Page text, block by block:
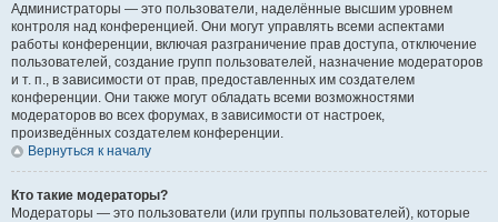
Администраторы — это пользователи, наделённые высшим уровнем
контроля над конференцией. Они могут управлять всеми аспектами
работы конференции, включая разграничение прав доступа, отключение
пользователей, создание групп пользователей, назначение модераторов
и т. п., в зависимости от прав, предоставленных им создателем
конференции. Они также могут обладать всеми возможностями
модераторов во всех форумах, в зависимости от настроек,
произведённых создателем конференции.
Вернуться к началу
Кто такие модераторы?
Модераторы — это пользователи (или группы пользователей), которые